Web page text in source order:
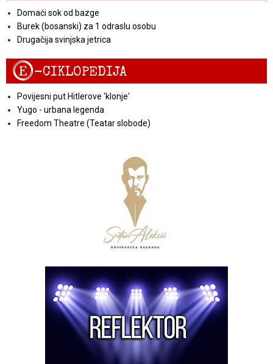
Domaći sok od bazge
Burek (bosanski) za 1 odraslu osobu
Drugačija svinjska jetrica
E-CIKLOPEDIJA
Povijesni put Hitlerove 'klonje'
Yugo - urbana legenda
Freedom Theatre (Teatar slobode)